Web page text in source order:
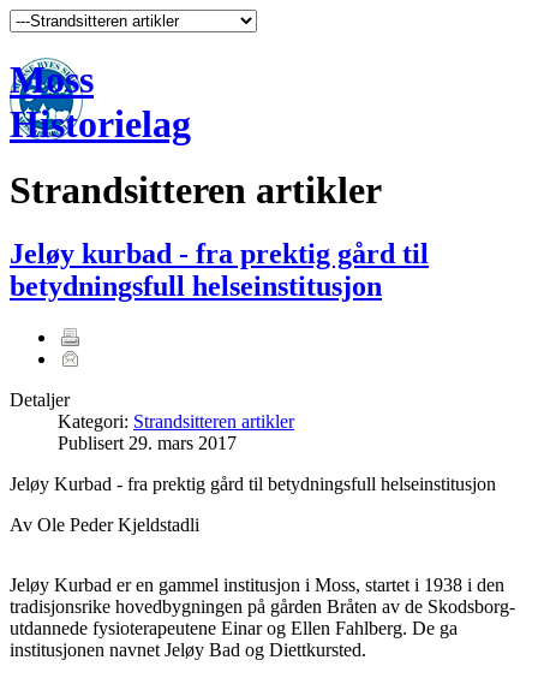
Moss
Historielag
Strandsitteren artikler
Jeløy kurbad - fra prektig gård til
betydningsfull helseinstitusjon
Detaljer
Kategori: Strandsitteren artikler
Publisert 29. mars 2017
Jeløy Kurbad - fra prektig gård til betydningsfull helseinstitusjon
Av Ole Peder Kjeldstadli
Jeløy Kurbad er en gammel institusjon i Moss, startet i 1938 i den
tradisjonsrike hovedbygningen på gården Bråten av de Skodsborg-
utdannede fysioterapeutene Einar og Ellen Fahlberg. De ga
institusjonen navnet Jeløy Bad og Diettkursted.